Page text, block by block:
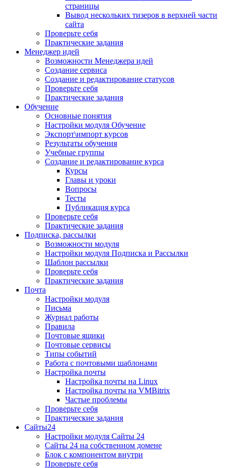
страницы
Вывод нескольких тизеров в верхней части
сайта
Проверьте себя
Практические задания
Менеджер идей
Возможности Менеджера идей
Создание сервиса
Создание и редактирование статусов
Проверьте себя
Практические задания
Обучение
Основные понятия
Настройки модуля Обучение
Экспорт\импорт курсов
Результаты обучения
Учебные группы
Создание и редактирование курса
Курсы
Главы и уроки
Вопросы
Тесты
Публикация курса
Проверьте себя
Практические задания
Подписка, рассылки
Возможности модуля
Настройки модуля Подписка и Рассылки
Шаблон рассылки
Проверьте себя
Практические задания
Почта
Настройки модуля
Письма
Журнал работы
Правила
Почтовые ящики
Почтовые сервисы
Типы событий
Работа с почтовыми шаблонами
Настройка почты
Настройка почты на Linux
Настройка почты на VMBitrix
Частые проблемы
Проверьте себя
Практические задания
Сайты24
Настройки модуля Сайты 24
Сайты 24 на собственном домене
Блок с компонентом внутри
Проверьте себя